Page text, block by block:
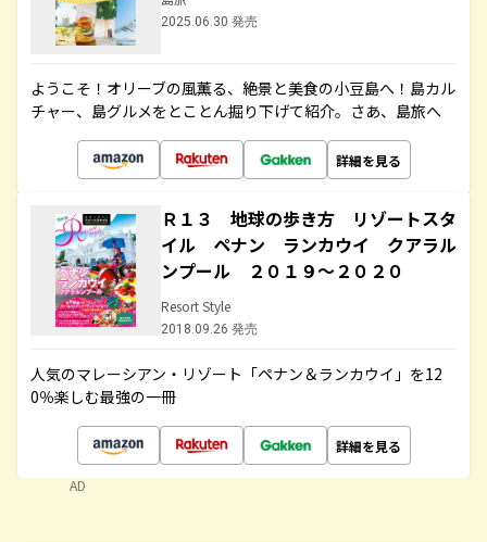
2025.06.30 発売
ようこそ！オリーブの風薫る、絶景と美食の小豆島へ！島カル
チャー、島グルメをとことん掘り下げて紹介。さあ、島旅へ
詳細を見る
Ｒ１３ 地球の歩き方 リゾートスタ
イル ペナン ランカウイ クアラル
ンプール ２０１９～２０２０
Resort Style
2018.09.26 発売
人気のマレーシアン・リゾート「ペナン＆ランカウイ」を12
0％楽しむ最強の一冊
詳細を見る
AD